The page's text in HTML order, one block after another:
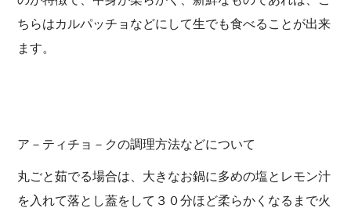
ちらはカルパッチョなどにして生でも食べることが出来
ます。
ア－ティチョ－クの調理方法などについて
丸ごと茹でる場合は、大きなお鍋に多めの塩とレモン汁
を入れて落とし蓋をして３０分ほど柔らかくなるまで火